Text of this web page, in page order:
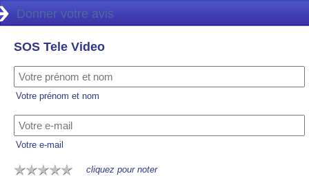
Donner votre avis
SOS Tele Video
Votre prénom et nom
Votre e-mail
cliquez pour noter